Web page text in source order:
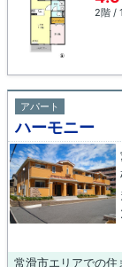
2階 /
アパート
ハーモニー